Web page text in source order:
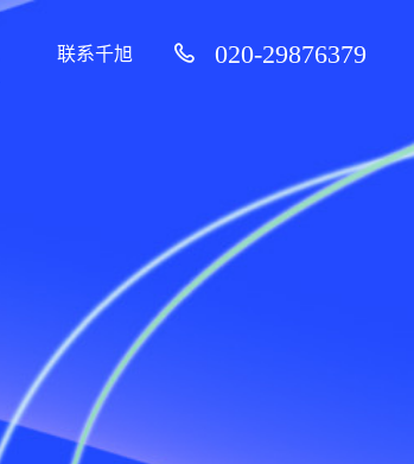
联系千旭 020-29876379